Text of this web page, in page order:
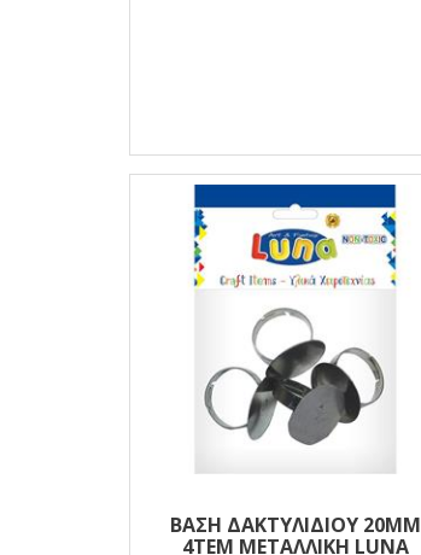
ΒΑΣΗ ΔΑΚΤΥΛΙΔΙΟΥ 20MM
4ΤΕΜ ΜΕΤΑΛΛΙΚΗ LUNA